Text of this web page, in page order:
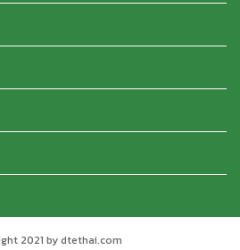
2021 by dtethai.com